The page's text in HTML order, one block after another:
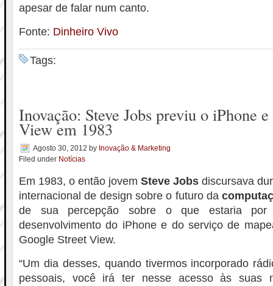
apesar de falar num canto.
Fonte: Dinheiro Vivo
Tags:
Inovação: Steve Jobs previu o iPhone
View em 1983
Agosto 30, 2012 by Inovação & Marketing
Filed under Notícias
Em 1983, o então jovem Steve Jobs discursava
internacional de design sobre o futuro da
de sua percepção sobre o que estaria
desenvolvimento do iPhone e do serviço de
Google Street View.
“Um dia desses, quando tivermos incorporado
pessoais, você irá ter nesse acesso às suas